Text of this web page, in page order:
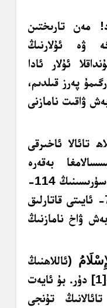
مەن تارىختىن
ۋە ئۇلارنىڭ
ئۇلار ئادا
پەرز قىلدىم،
ۋاقىت نامازنى
تائالا ئاخىرقى
بەقەرە
سۈرىسىنىڭ 238- ئايىتى، ھۇد سۈرىسىنىڭ 114-
ئايىتى ۋە ئىسرا سۈرىسىنىڭ 78- ئايىتى قاتارلىق
ۋاخ نامازنىڭ
(ئاللاھنىڭ
[1] دۇر. بۇ ئايەت
تۇنجى